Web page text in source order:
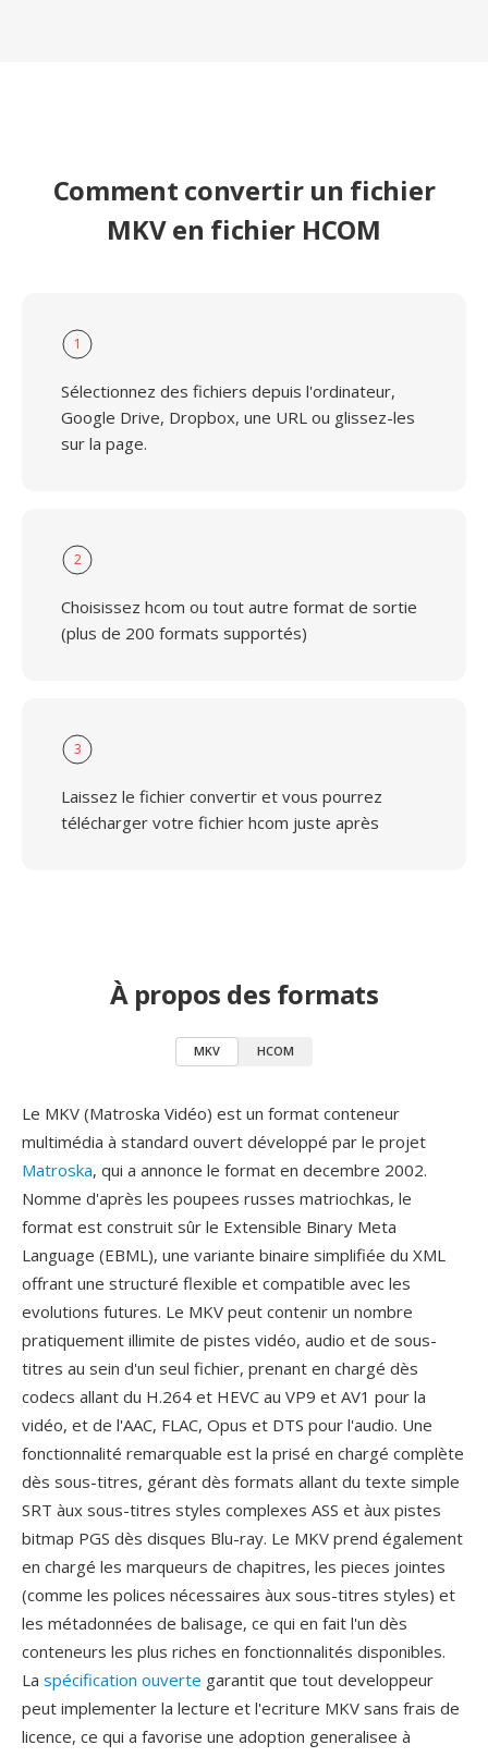
Comment convertir un fichier
MKV en fichier HCOM
1
Sélectionnez des fichiers depuis l'ordinateur,
Google Drive, Dropbox, une URL ou glissez-les
sur la page.
2
Choisissez hcom ou tout autre format de sortie
(plus de 200 formats supportés)
3
Laissez le fichier convertir et vous pourrez
télécharger votre fichier hcom juste après
À propos des formats
MKV HCOM
Le MKV (Matroska Vidéo) est un format conteneur
multimédia à standard ouvert développé par le projet
Matroska, qui a annonce le format en decembre 2002.
Nomme d'après les poupees russes matriochkas, le
format est construit sûr le Extensible Binary Meta
Language (EBML), une variante binaire simplifiée du XML
offrant une structuré flexible et compatible avec les
evolutions futures. Le MKV peut contenir un nombre
pratiquement illimite de pistes vidéo, audio et de sous-
titres au sein d'un seul fichier, prenant en chargé dès
codecs allant du H.264 et HEVC au VP9 et AV1 pour la
vidéo, et de l'AAC, FLAC, Opus et DTS pour l'audio. Une
fonctionnalité remarquable est la prisé en chargé complète
dès sous-titres, gérant dès formats allant du texte simple
SRT àux sous-titres styles complexes ASS et àux pistes
bitmap PGS dès disques Blu-ray. Le MKV prend également
en chargé les marqueurs de chapitres, les pieces jointes
(comme les polices nécessaires àux sous-titres styles) et
les métadonnées de balisage, ce qui en fait l'un dès
conteneurs les plus riches en fonctionnalités disponibles.
La spécification ouverte garantit que tout developpeur
peut implementer la lecture et l'ecriture MKV sans frais de
licence, ce qui a favorise une adoption generalisee à